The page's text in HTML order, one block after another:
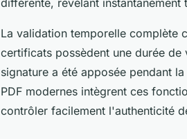
différente, révélant
La validation temporelle complète
certificats possèdent une durée
signature a été apposée pendant
PDF modernes intègrent ces
contrôler facilement l'authenticité